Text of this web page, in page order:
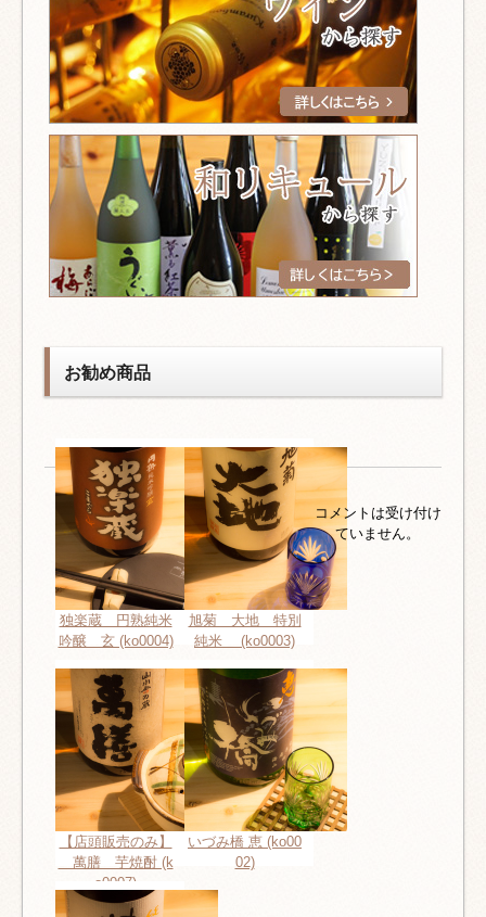
お勧め商品
独楽蔵 円熟純米
吟醸 玄 (ko0004)
旭菊 大地 特別
純米 (ko0003)
【店頭販売のみ】
萬膳 芋焼酎 (k
o0007)
いづみ橋 恵 (ko00
02)
コメントは受け付け
ていません。